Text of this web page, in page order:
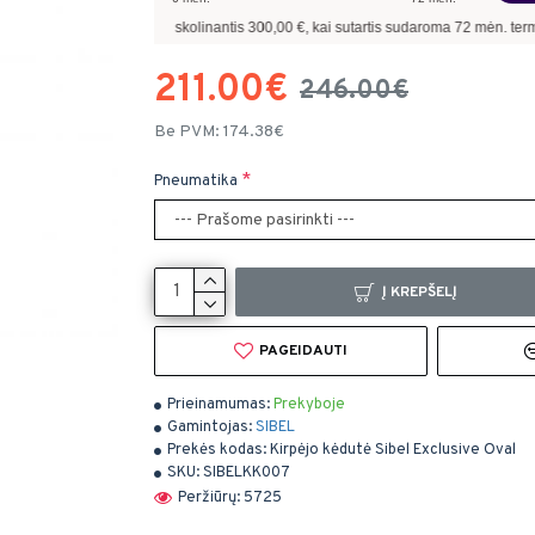
Prieinamumas:Prekyboje
Gamintojas:SIBEL
Prekės kodas:Kirpėjo kėdutė Sibel Exclusive Oval
SKU:SIBELKK007
Peržiūrų: 5725
211.00€ 246.00€
Be PVM: 174.38€
Pneumatika
300,00€, kai sutartis sudaroma72mėn. terminui, metinė
Į KREPŠELĮ
PAGEIDAUTI